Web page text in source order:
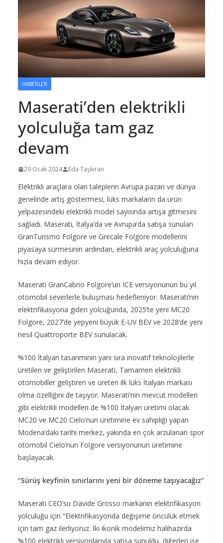
HABERLER
Maserati’den elektrikli
yolculuğa tam gaz
devam
29 Ocak 2024 Eda Taşkıran
Elektrikli araçlara olan taleplerin Avrupa pazarı ve dünya
genelinde artış göstermesi, lüks markaların da ürün
yelpazesindeki elektrikli model sayısında artışa gitmesini
sağladı. Maserati, İtalya’da ve Avrupa’da satışa sunulan
GranTurismo Folgore ve Grecale Folgore modellerini
piyasaya sürmesinin ardından, elektrikli araç yolculuğuna
hızla devam ediyor.
Maserati GranCabrio Folgore’un ICE versiyonunun bu yıl
otomobil severlerle buluşması hedefleniyor. Maserati’nin
elektrifikasyona giden yolcuğunda, 2025’te yeni MC20
Folgore, 2027’de yepyeni büyük E-UV BEV ve 2028’de yeni
nesil Quattroporte BEV sunulacak.
%100 İtalyan tasarımının yanı sıra inovatif teknolojilerle
üretilen ve geliştirilen Maserati, Tamamen elektrikli
otomobiller geliştiren ve üreten ilk lüks İtalyan markası
olma özelliğini de taşıyor. Maserati’nin mevcut modelleri
gibi elektrikli modelleri de %100 İtalyan üretimi olacak.
MC20 ve MC20 Cielo’nun üretimine ev sahipliği yapan
Modena’daki tarihi merkez, yakında en çok arzulanan spor
otomobil Cielo’nun Folgore versiyonunun üretimine
başlayacak.
“Sürüş keyfinin sınırlarını yeni bir döneme taşıyacağız”
Maserati CEO’su Davide Grosso markanın elektrifikasyon
yolculuğu için “Elektrifikasyonda değişime öncülük etmek
için tam gaz ilerliyoruz. İki ikonik modelimiz halihazırda
%100 elektrikli versiyonlarıyla satışa sunuldu, diğerleri ise